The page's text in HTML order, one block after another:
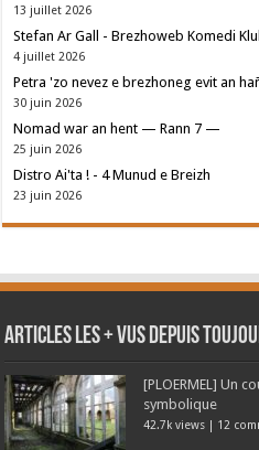
13 juillet 2026
Stefan Ar Gall - Brezhoweb Komedi
4 juillet 2026
Petra 'zo nevez e brezhoneg evit an
30 juin 2026
Nomad war an hent — Rann 7 —
25 juin 2026
Distro Ai'ta ! - 4 Munud e Breizh
23 juin 2026
Articles les + vus depuis
[PLOERMEL] Un
symbolique
42.7k views 12